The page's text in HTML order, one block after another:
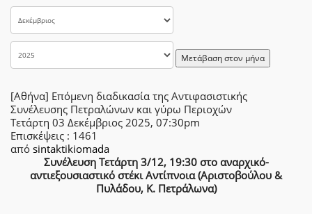
Μετάβαση στον μήνα
[Αθήνα] Επόμενη διαδικασία της Αντιφασιστικής
Συνέλευσης Πετραλώνων και γύρω Περιοχών
Τετάρτη 03 Δεκέμβριος 2025, 07:30pm
Επισκέψεις : 1461
από sintaktikiomada
Συνέλευση Τετάρτη 3/12, 19:30 στο αναρχικό-
αντιεξουσιαστικό στέκι Αντίπνοια (Αριστοβούλου &
Πυλάδου, Κ. Πετράλωνα)